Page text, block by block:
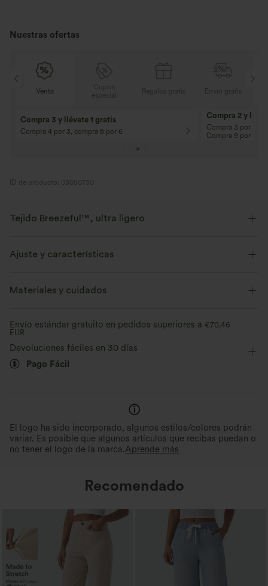
Nuestras ofertas
Venta
Compra 3 y llévate 1 gratis
Compra 4 por 3, compra 8 por 6
Compra 2 y
Compra 3 por 2,
Compra 9 por 6
ID de producto: 03050730
Tejido Breezeful™, ultra ligero
para lograr un confort excepcional.
Ajuste y características
Cintura plana Con bolsillos
Elasticidad media
Materiales y cuidados
Envío estándar gratuito en pedidos superiores a €70,46
EUR
Devoluciones fáciles en 30 días
Pago Fácil
El logo ha sido incorporado, algunos estilos/colores podrán
variar. Es posible que algunos artículos que recibas puedan o
no tener el logo de la marca.Aprende más
Recomendado